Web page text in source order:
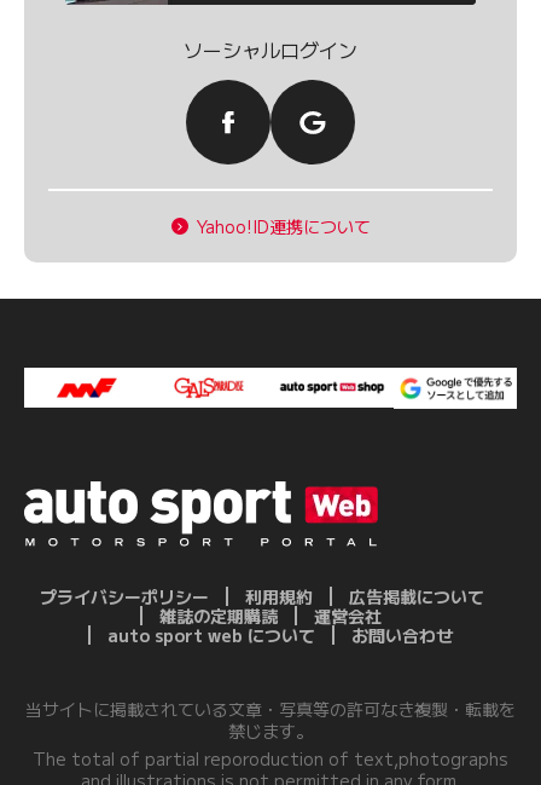
ソーシャルログイン
Yahoo!ID連携について
プライバシーポリシー 利用規約
広告掲載について
雑誌の定期購読
運営会社
auto sport web について
お問い合わせ
当サイトに掲載されている文章・写真等の許可なき複製・転載を
禁じます。
The total of partial reporoduction of text,photographs
and illustrations is not permitted in any form.